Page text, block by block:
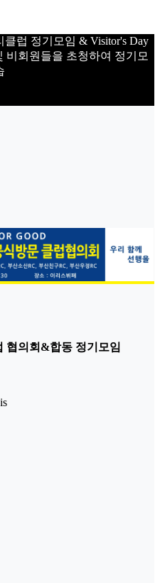
클럽 정기모임 & Visitor's Day
비회원들을 초청하여 정기모
협의회&합동 정기모임